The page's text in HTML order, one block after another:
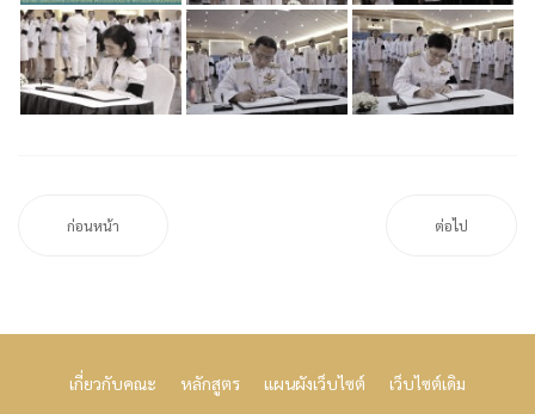
ก่อนหน้า ต่อไป
เกี่ยวกับคณะ หลักสูตร แผนผังเว็บไซต์ เว็บไซต์เดิม